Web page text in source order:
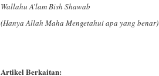
Wallahu A’lam Bish Shawab
(Hanya Allah Maha Mengetahui apa yang benar)
Artikel Berkaitan: